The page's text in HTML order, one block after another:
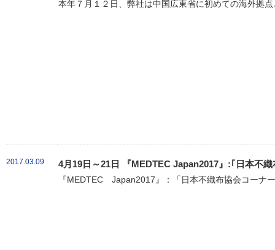
本年７月１２日、弊社は中国広東省に初めての海外拠
2017.03.09 4月19日～21日 『MEDTEC Japan2017』:｢日本不
『MEDTEC Japan2017』：「日本不織布協会コーナ